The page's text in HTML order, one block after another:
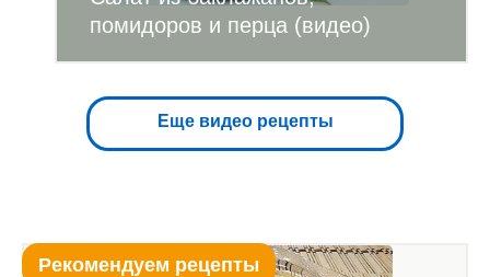
помидоров и перца (видео)
Еще видео рецепты
Рекомендуем рецепты